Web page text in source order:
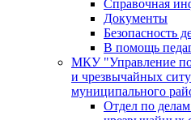
Справочная
Документы
Безопасность
В помощь
МКУ "Управление по
и чрезвычайных
муниципального
Отдел по